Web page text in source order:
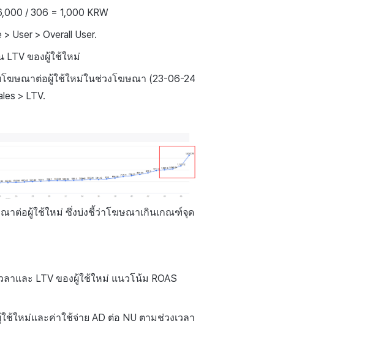
/ 306 = 1,000 KRW
User > Overall User.
ของผู้ใช้ใหม่
โฆษณาต่อผู้ใช้ใหม่ในช่วงโฆษณา (23-06-24
> LTV.
ณาต่อผู้ใช้ใหม่ ซึ่งบ่งชี้ว่าโฆษณาเกินเกณฑ์จุด
และ LTV ของผู้ใช้ใหม่ แนวโน้ม ROAS
ช้ใหม่และค่าใช้จ่าย AD ต่อ NU ตามช่วงเวลา